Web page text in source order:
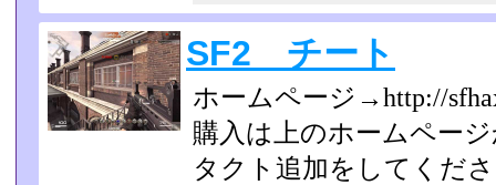
SF2 チート
ホームページ→http://
購入は上のホームペー
タクト追加をしてくだ